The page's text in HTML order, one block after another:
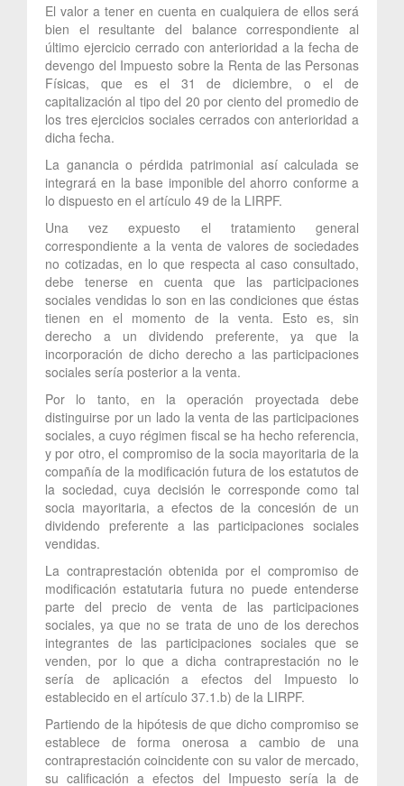
El valor a tener en cuenta en cualquiera de ellos será
bien el resultante del balance correspondiente al
último ejercicio cerrado con anterioridad a la fecha de
devengo del Impuesto sobre la Renta de las Personas
Físicas, que es el 31 de diciembre, o el de
capitalización al tipo del 20 por ciento del promedio de
los tres ejercicios sociales cerrados con anterioridad a
dicha fecha.
La ganancia o pérdida patrimonial así calculada se
integrará en la base imponible del ahorro conforme a
lo dispuesto en el artículo 49 de la LIRPF.
Una vez expuesto el tratamiento general
correspondiente a la venta de valores de sociedades
no cotizadas, en lo que respecta al caso consultado,
debe tenerse en cuenta que las participaciones
sociales vendidas lo son en las condiciones que éstas
tienen en el momento de la venta. Esto es, sin
derecho a un dividendo preferente, ya que la
incorporación de dicho derecho a las participaciones
sociales sería posterior a la venta.
Por lo tanto, en la operación proyectada debe
distinguirse por un lado la venta de las participaciones
sociales, a cuyo régimen fiscal se ha hecho referencia,
y por otro, el compromiso de la socia mayoritaria de la
compañía de la modificación futura de los estatutos de
la sociedad, cuya decisión le corresponde como tal
socia mayoritaria, a efectos de la concesión de un
dividendo preferente a las participaciones sociales
vendidas.
La contraprestación obtenida por el compromiso de
modificación estatutaria futura no puede entenderse
parte del precio de venta de las participaciones
sociales, ya que no se trata de uno de los derechos
integrantes de las participaciones sociales que se
venden, por lo que a dicha contraprestación no le
sería de aplicación a efectos del Impuesto lo
establecido en el artículo 37.1.b) de la LIRPF.
Partiendo de la hipótesis de que dicho compromiso se
establece de forma onerosa a cambio de una
contraprestación coincidente con su valor de mercado,
su calificación a efectos del Impuesto sería la de